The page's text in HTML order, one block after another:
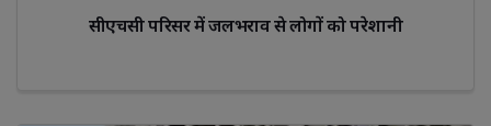
सीएचसी परिसर में जलभराव से लोगों को परेशानी